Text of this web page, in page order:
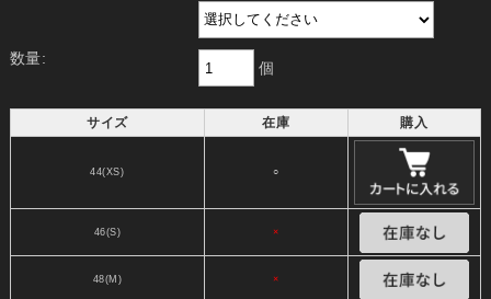
数量:
個
サイズ 在庫 購入
44(XS) ○
46(S) ×
48(M) ×